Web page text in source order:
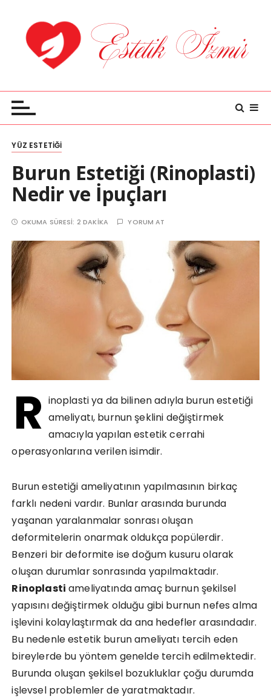
n
Estetik İzmir
YÜZ ESTETIĞI
Burun Estetiği (Rinoplasti)
Nedir ve İpuçları
OKUMA SÜRESI: 2 DAKIKA YORUM AT
R inoplasti ya da bilinen adıyla burun estetiği
ameliyatı, burnun şeklini değiştirmek
amacıyla yapılan estetik cerrahi
operasyonlarına verilen isimdir.
Burun estetiği ameliyatının yapılmasının birkaç
farklı nedeni vardır. Bunlar arasında burunda
yaşanan yaralanmalar sonrası oluşan
deformitelerin onarmak oldukça popülerdir.
Benzeri bir deformite ise doğum kusuru olarak
oluşan durumlar sonrasında yapılmaktadır.
Rinoplasti ameliyatında amaç burnun şekilsel
yapısını değiştirmek olduğu gibi burnun nefes alma
işlevini kolaylaştırmak da ana hedefler arasındadır.
Bu nedenle estetik burun ameliyatı tercih eden
bireylerde bu yöntem genelde tercih edilmektedir.
Burunda oluşan şekilsel bozukluklar çoğu durumda
işlevsel problemler de yaratmaktadır.